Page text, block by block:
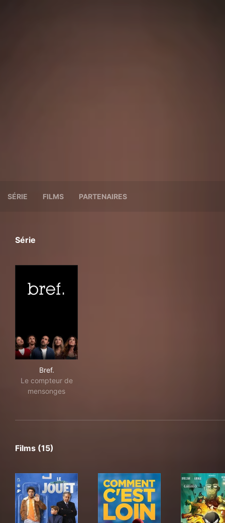
SÉRIE FILMS PARTENAIRES
Série
Bref.
Le compteur de
mensonges
Films (15)